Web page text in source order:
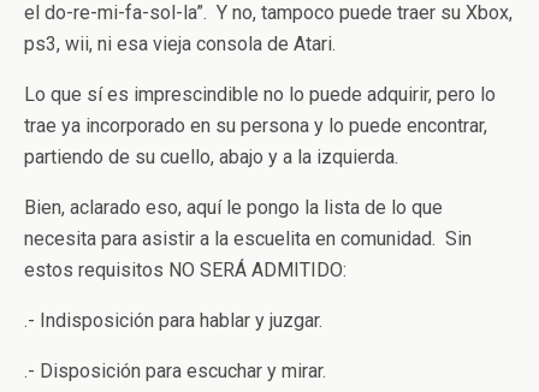
el do-re-mi-fa-sol-la”. Y no, tampoco puede traer su Xbox,
ps3, wii, ni esa vieja consola de Atari.
Lo que sí es imprescindible no lo puede adquirir, pero lo
trae ya incorporado en su persona y lo puede encontrar,
partiendo de su cuello, abajo y a la izquierda.
Bien, aclarado eso, aquí le pongo la lista de lo que
necesita para asistir a la escuelita en comunidad. Sin
estos requisitos NO SERÁ ADMITIDO:
.- Indisposición para hablar y juzgar.
.- Disposición para escuchar y mirar.